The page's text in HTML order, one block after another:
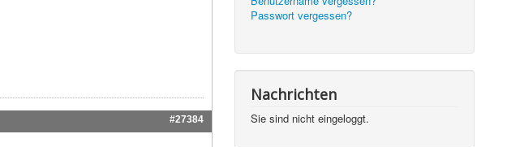
#27384
Passwort vergessen?
Nachrichten
Sie sind nicht eingeloggt.